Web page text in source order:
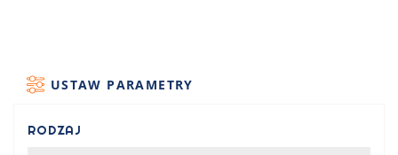
USTAW PARAMETRY
RODZAJ